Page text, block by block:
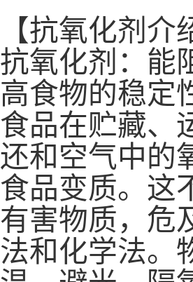
【抗氧化剂介
抗氧化剂：能
高食物的稳定
食品在贮藏、
还和空气中的
食品变质。这
有害物质，危
法和化学法。